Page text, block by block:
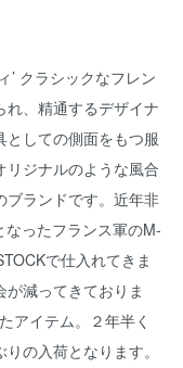
’ クラシックなフレン
、精通するデザイナ
としての側面をもつ服
リジナルのような風合
ブランドです。近年非
ったフランス軍のM-
で仕入れてきま
減ってきておりま
アイテム。２年半く
の入荷となります。